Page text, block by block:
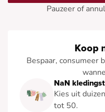
Pauzeer of
Koop
Bespaar, consumeer
NaN
Kies uit
tot 50.